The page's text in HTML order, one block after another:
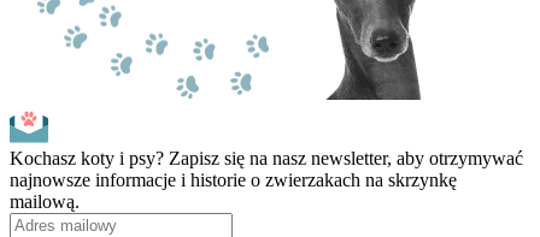
Kochasz koty i psy? Zapisz się na nasz newsletter, aby otrzymywać
najnowsze informacje i historie o zwierzakach na skrzynkę
mailową.